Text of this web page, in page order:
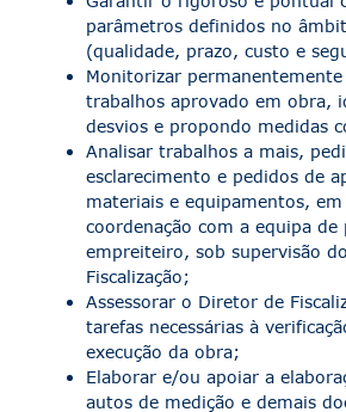
parâmetros definidos no
(qualidade, prazo, custo e
Monitorizar
trabalhos aprovado em obra,
desvios e propondo medidas
Analisar trabalhos a mais,
esclarecimento e pedidos de
materiais e equipamentos,
coordenação com a equipa
empreiteiro, sob supervisão
Fiscalização;
Assessorar o Diretor de
tarefas necessárias à
execução da obra;
Elaborar e/ou apoiar a
autos de medição e demais